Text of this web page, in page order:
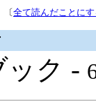
〔全て読んだことに
ック -